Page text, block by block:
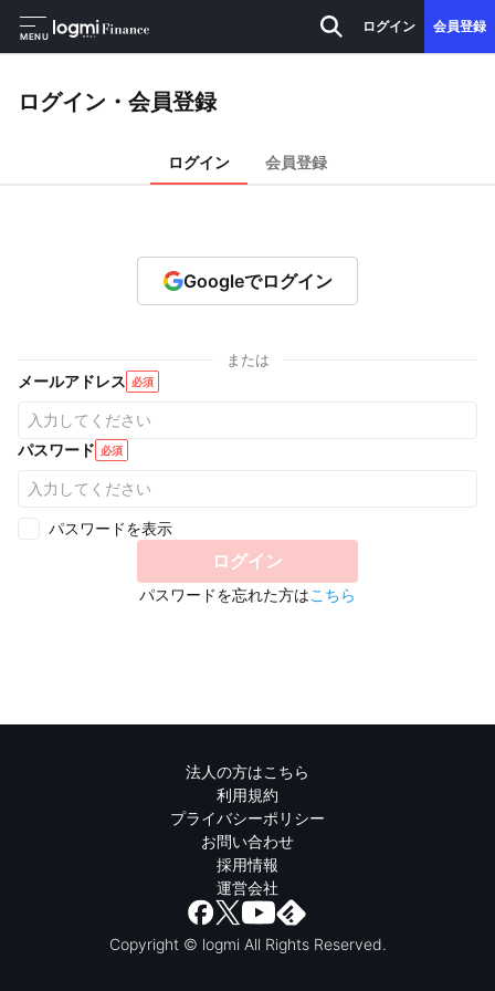
MENU
ログイン 会員登録
ログイン・会員登録
ログイン 会員登録
Googleでログイン
または
メールアドレス 必須
パスワード 必須
パスワードを表示
ログイン
パスワードを忘れた方はこちら
法人の方はこちら
利用規約
プライバシーポリシー
お問い合わせ
採用情報
運営会社
Copyright © logmi All Rights Reserved.